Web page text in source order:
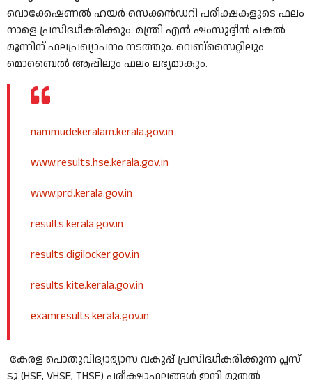
വൊക്കേഷണൽ ഹയർ സെക്കൻഡറി പരീക്ഷകളുടെ ഫലം
നാളെ പ്രസിദ്ധീകരിക്കും. മന്ത്രി എൻ ഷംസുദ്ദീൻ പകൽ
മൂന്നിന് ഫലപ്രഖ്യാപനം നടത്തും. വെബ്സൈറ്റിലും
മൊബൈൽ ആപ്പിലും ഫലം ലഭ്യമാകും.
nammudekeralam.kerala.gov.in
www.results.hse.kerala.gov.in
www.prd.kerala.gov.in
results.kerala.gov.in
results.digilocker.gov.in
results.kite.kerala.gov.in
examresults.kerala.gov.in
കേരള പൊതുവിദ്യാഭ്യാസ വകുപ്പ് പ്രസിദ്ധീകരിക്കുന്ന പ്ലസ്
ടു (HSE, VHSE, THSE) പരീക്ഷാഫലങ്ങൾ ഇനി മുതൽ